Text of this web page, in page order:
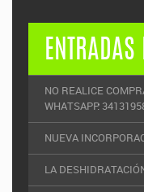
ENTRADAS
NO REALICE
WHATSAPP:
NUEVA
LA